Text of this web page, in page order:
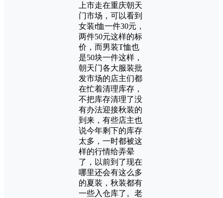
上市走在重庆朝天
门市场，可以看到
女装t恤一件30元，
两件50元这样的标
价，而男装T恤也
是50块一件这样，
朝天门各大服装批
发市场的店主们都
在忙着清理库存，
不把库存清理了没
有办法迎接秋装的
到来，有些店主也
说今年剩下的库存
太多，一时都被这
样的行情给弄晕
了，以前到了现在
哪里还会有这么多
的夏装，秋装都有
一些入仓库了。老